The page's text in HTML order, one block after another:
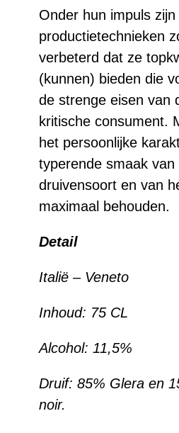
Onder hun impuls zijn
productietechnieken
verbeterd dat ze
(kunnen) bieden die
de strenge eisen van
kritische consument.
het persoonlijke
typerende smaak van
druivensoort en van
maximaal behouden.
Detail
Italië – Veneto
Inhoud: 75 CL
Alcohol: 11,5%
Druif: 85% Glera en
noir.